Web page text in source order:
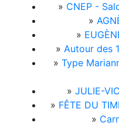
» CNEP -
»
»
» Autour des
» Type
» JULIE-
» FÊTE DU
»